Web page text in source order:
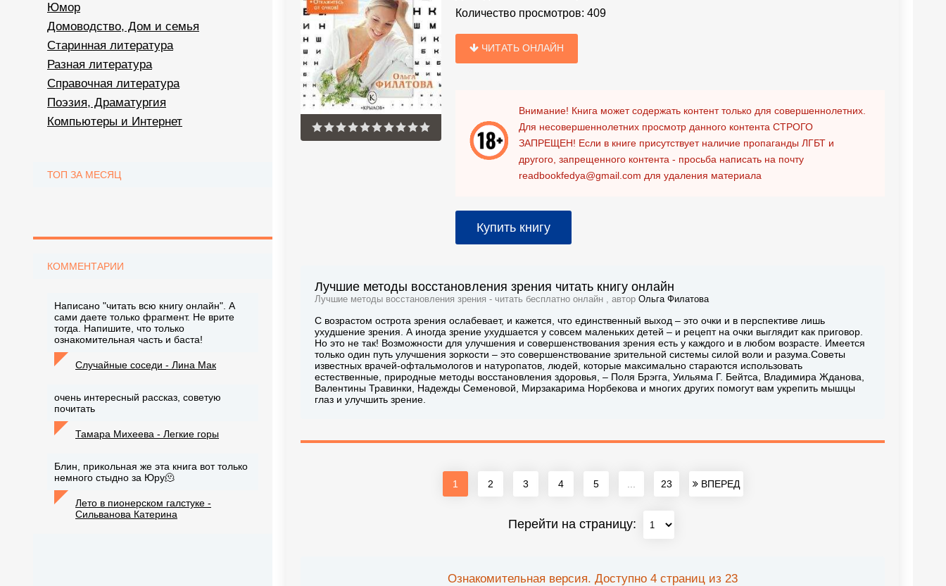
Количество просмотров: 409
ЧИТАТЬ ОНЛАЙН
Внимание! Книга может содержать контент только для совершеннолетних.
Для несовершеннолетних просмотр данного контента СТРОГО
ЗАПРЕЩЕН! Если в книге присутствует наличие пропаганды ЛГБТ и
другого, запрещенного контента - просьба написать на почту
readbookfedya@gmail.com для удаления материала
Купить книгу
Лучшие методы восстановления зрения читать книгу онлайн
Лучшие методы восстановления зрения - читать бесплатно онлайн , автор Ольга Филатова
С возрастом острота зрения ослабевает, и кажется, что единственный выход – это очки и в перспективе лишь
ухудшение зрения. А иногда зрение ухудшается у совсем маленьких детей – и рецепт на очки выглядит как приговор.
Но это не так! Возможности для улучшения и совершенствования зрения есть у каждого и в любом возрасте. Имеется
только один путь улучшения зоркости – это совершенствование зрительной системы силой воли и разума.Советы
известных врачей-офтальмологов и натуропатов, людей, которые максимально стараются использовать
естественные, природные методы восстановления здоровья, – Поля Брэгга, Уильяма Г. Бейтса, Владимира Жданова,
Валентины Травинки, Надежды Семеновой, Мирзакарима Норбекова и многих других помогут вам укрепить мышцы
глаз и улучшить зрение.
1 2 3 4 5 23 ВПЕРЕД
Перейти на страницу:
Ознакомительная версия. Доступно 4 страниц из 23
Юмор
Домоводство, Дом и семья
Старинная литература
Разная литература
Справочная литература
Поэзия, Драматургия
Компьютеры и Интернет
ТОП ЗА МЕСЯЦ
КОММЕНТАРИИ
Написано "читать всю книгу онлайн". А
сами даете только фрагмент. Не врите
тогда. Напишите, что только
ознакомительная часть и баста!
Случайные соседи - Лина Мак
очень интересный рассказ, советую
почитать
Тамара Михеева - Легкие горы
Блин, прикольная же эта книга вот только
немного стыдно за Юру🫠
Лето в пионерском галстуке -
Сильванова Катерина